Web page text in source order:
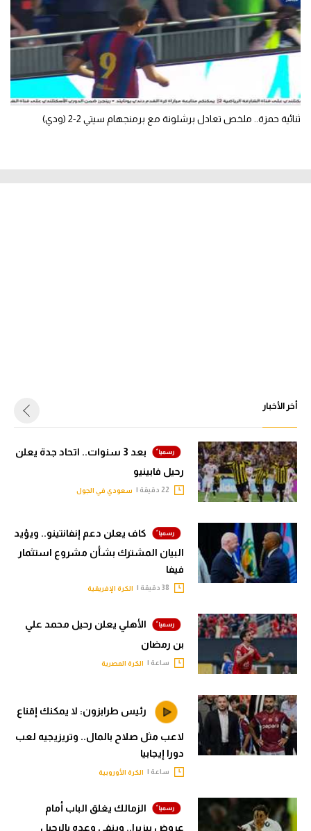
ثنائية حمزة.. ملخص تعادل برشلونة مع برمنجهام سيتي 2-2 (ودي)
أخر الأخبار
بعد 3 سنوات.. اتحاد جدة يعلن
رحيل فابينيو
سعودي في الجول
كاف يعلن دعم إنفانتينو.. ويؤيد
البيان المشترك بشأن مشروع استثمار
فيفا
الكرة الإفريقية
الأهلي يعلن رحيل محمد علي
بن رمضان
ساعة | الكرة المصرية
رئيس طرابزون: لا يمكنك إقناع
لاعب مثل صلاح بالمال.. وتريزيجيه لعب
دورا إيجابيا
ساعة | الكرة الأوروبية
الزمالك يغلق الباب أمام
عروض بيزيرا.. وينفي وعده بالرحيل